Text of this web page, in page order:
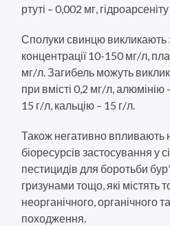
ртуті – 0,002 мг,
Сполуки свинцю викликають
концентрації 10-150 мг/л,
мг/л. Загибель можуть
при вмісті 0,2 мг/л, алюмінію
15 г/л, кальцію – 15 г/л.
Також негативно впливають
біоресурсів застосування у
пестицидів для боротьби
гризунами тощо, які містять
неорганічного, органічного
походження.